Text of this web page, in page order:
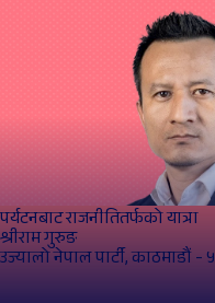
पर्यटनबाट राजनीतितर्फको यात्रा
श्रीराम गुरुङ
उज्यालो नेपाल पार्टी, काठमाडौं - ५